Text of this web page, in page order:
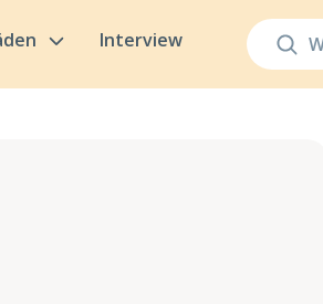
Interview